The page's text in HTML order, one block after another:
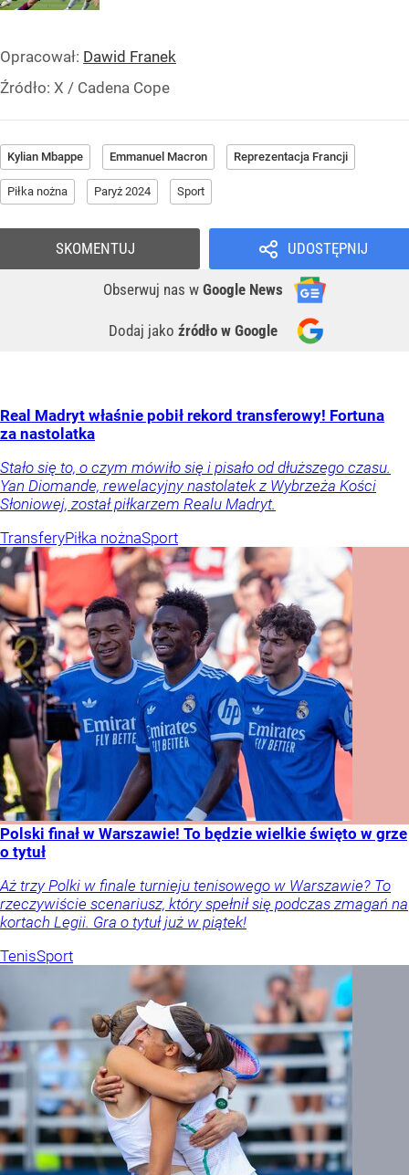
Opracował: Dawid Franek
Źródło: X / Cadena Cope
Kylian Mbappe Emmanuel Macron Reprezentacja Francji
Piłka nożna Paryż 2024 Sport
UDOSTĘPNIJ
Obserwuj nas w Google News
Dodaj jako źródło w Google
SKOMENTUJ
Real Madryt właśnie pobił rekord transferowy! Fortuna
za nastolatka
Stało się to, o czym mówiło się i pisało od dłuższego czasu.
Yan Diomande, rewelacyjny nastolatek z Wybrzeża Kości
Słoniowej, został piłkarzem Realu Madryt.
TransferyPiłka nożnaSport
Polski finał w Warszawie! To będzie wielkie święto w grze
o tytuł
Aż trzy Polki w finale turnieju tenisowego w Warszawie? To
rzeczywiście scenariusz, który spełnił się podczas zmagań na
kortach Legii. Gra o tytuł już w piątek!
TenisSport